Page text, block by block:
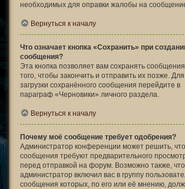
необходимых для оправки жалобы на
Вернуться к началу
Что означает кнопка «Сохранить» при
сообщения?
Эта кнопка позволяет вам сохранять
того, чтобы закончить и отправить их позже. Для
загрузки сохранённого сообщения перейдите в
параграф «Черновики» личного раздела.
Вернуться к началу
Почему моё сообщение требует одобрения?
Администратор конференции может решить, что
сообщения требуют предварительного
перед отправкой на форум. Возможно также, что
администратор включил вас в группу
сообщения которых, по его или её мнению,